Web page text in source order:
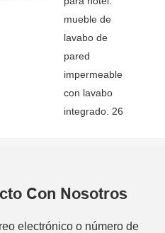
Con Nosotros
electrónico o número de